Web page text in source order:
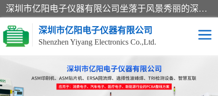
深圳市亿阳电子仪器有限公司坐落于风景秀丽的深圳市光明区，集SMT设备销售务为一体，努力为客户提供电子装配解决方案。与行业**SMT设备厂商：ASM（印刷机，锡膏检查机，贴片机），德国ERSA（爱莎）建立了稳固的代理合作关系，销售的设备一直保持**电子装配行业未来发展方向，能够满足客户各种繁杂产品的生产应用。
深圳市亿阳电子仪器有限公司
Shenzhen Yiyang Electronics Co.,Ltd.
SX全自动高速贴片机 E系列中速贴片机